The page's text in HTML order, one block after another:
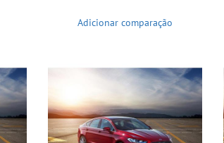
Adicionar comparação